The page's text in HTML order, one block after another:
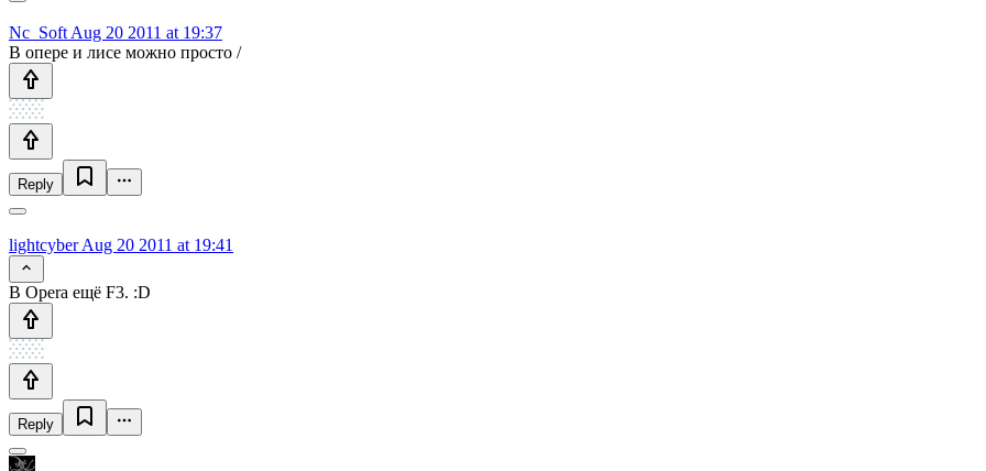
Nc_Soft Aug 20 2011 at 19:37
В опере и лисе можно просто /
Reply
lightcyberAug 20 2011 at 19:41
В Opera ещё F3. :D
Reply